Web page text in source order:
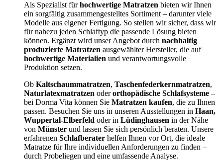
Als Spezialist fürhochwertige Matratzen bieten wir Ihnen
ein sorgfältig zusammengestelltes Sortiment – darunter viele
Modelle aus eigener Fertigung. So stellen wir sicher, dass wir
für nahezu jeden Schlaftyp die passende Lösung bieten
können. Ergänzt wird unser Angebot durch nachhaltig
produzierte Matratzen ausgewählter Hersteller, die auf
hochwertige Materialien und verantwortungsvolle
Produktion setzen.
Ob Kaltschaummatratzen, Taschenfederkernmatratzen,
Naturlatexmatratzen oderorthopädische Schlafsysteme –
bei Dorma Vita können Sie Matratzen kaufen, die zu Ihnen
passen. Besuchen Sie uns in unseren Ausstellungen in Haan,
Wuppertal-Elberfeld oder in Lüdinghausen in der Nähe
von Münster und lassen Sie sich persönlich beraten. Unsere
erfahrenen Schlafberater helfen Ihnen vor Ort, die ideale
Matratze für Ihre individuellen Anforderungen zu finden –
durch Probeliegen und eine umfassende Analyse.